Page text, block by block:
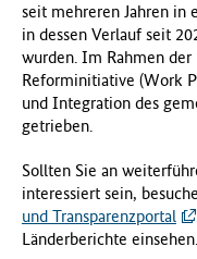
seit mehreren Jahren in
in dessen Verlauf seit
wurden. Im Rahmen
Reforminitiative (Work
und Integration des
getrieben.
Sollten Sie an
interessiert sein,
und Transparenzportal
Länderberichte einsehen.